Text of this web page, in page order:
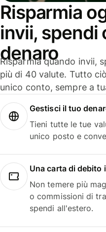
Risparmia
invii, spendi
denaro
Risparmia quando invii,
più di 40 valute. Tutto
unico conto, sempre a
Gestisci il tuo
Tieni tutte le tue
unico posto e
Una carta di debito
Non temere più
o commissioni di
spendi all'estero.